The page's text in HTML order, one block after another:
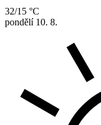
32/15 °C
pondělí 10. 8.